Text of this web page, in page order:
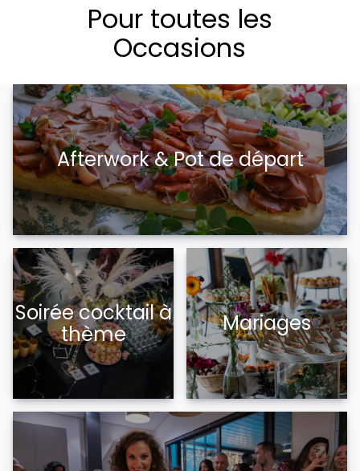
Pour toutes les
Occasions
Afterwork & Pot de départ
Soirée cocktail à
thème
Mariages